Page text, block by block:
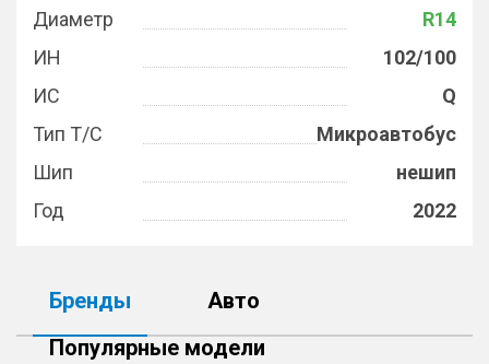
Диаметр
R14
ИН
102/100
ИС
Q
Тип Т/С
Микроавтобус
Шип
нешип
Год
2022
Бренды
Авто
Популярные модели